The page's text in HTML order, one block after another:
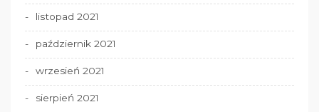
listopad 2021
październik 2021
wrzesień 2021
sierpień 2021